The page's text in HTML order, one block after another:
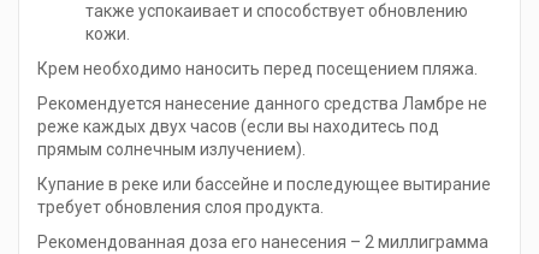
также успокаивает и способствует обновлению
кожи.
Крем необходимо наносить перед посещением пляжа.
Рекомендуется нанесение данного средства Ламбре не
реже каждых двух часов (если вы находитесь под
прямым солнечным излучением).
Купание в реке или бассейне и последующее вытирание
требует обновления слоя продукта.
Рекомендованная доза его нанесения – 2 миллиграмма